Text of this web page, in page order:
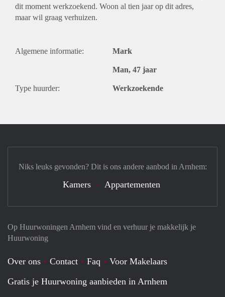
dit moment werkzoekend. Woon al tien jaar op dit adres,
maar wil graag verhuizen.
Algemene informatie: Mark
Man, 47 jaar
Type huurder: Werkzoekende
Op Huurwoningen Arnhem vind en verhuur je makkelijk je
Huurwoning
Over ons Contact Faq
Voor Makelaars
Gratis je Huurwoning aanbieden in Arnhem
Niks leuks gevonden? Dit is ons andere aanbod in Arnhem:
Kamers Appartementen